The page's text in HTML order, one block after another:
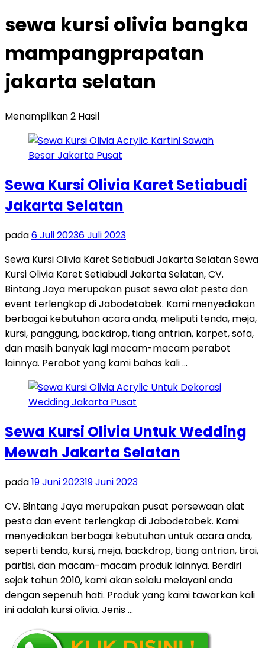
sewa kursi olivia bangka
mampangprapatan
jakarta selatan
Menampilkan 2 Hasil
Sewa Kursi Olivia Karet Setiabudi
Jakarta Selatan
pada6 Juli 20236 Juli 2023
Sewa Kursi Olivia Karet Setiabudi Jakarta Selatan Sewa
Kursi Olivia Karet Setiabudi Jakarta Selatan, CV.
Bintang Jaya merupakan pusat sewa alat pesta dan
event terlengkap di Jabodetabek. Kami menyediakan
berbagai kebutuhan acara anda, meliputi tenda, meja,
kursi, panggung, backdrop, tiang antrian, karpet, sofa,
dan masih banyak lagi macam-macam perabot
lainnya. Perabot yang kami bahas kali …
Sewa Kursi Olivia Untuk Wedding
Mewah Jakarta Selatan
pada19 Juni 202319 Juni 2023
CV. Bintang Jaya merupakan pusat persewaan alat
pesta dan event terlengkap di Jabodetabek. Kami
menyediakan berbagai kebutuhan untuk acara anda,
seperti tenda, kursi, meja, backdrop, tiang antrian, tirai,
partisi, dan macam-macam produk lainnya. Berdiri
sejak tahun 2010, kami akan selalu melayani anda
dengan sepenuh hati. Produk yang kami tawarkan kali
ini adalah kursi olivia. Jenis …